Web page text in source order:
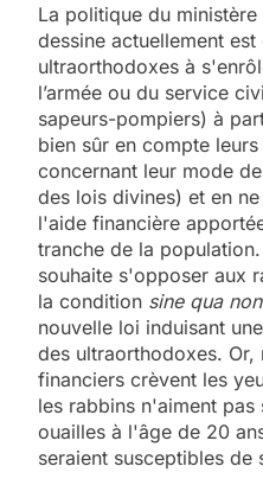
La politique du
dessine actuellement
ultraorthodoxes à
l’armée ou du service
sapeurs-pompiers) à
bien sûr en compte leurs
concernant leur mode
des lois divines) et en
l'aide financière
tranche de la
souhaite s'opposer aux
la condition sine qua non
nouvelle loi induisant
des ultraorthodoxes. Or,
financiers crèvent les
les rabbins n'aiment pas
ouailles à l'âge de 20
seraient susceptibles de